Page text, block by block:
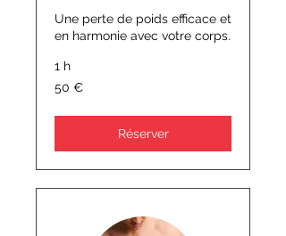
Une perte de poids efficace et
en harmonie avec votre corps.
1 h
euros
50 €
Réserver